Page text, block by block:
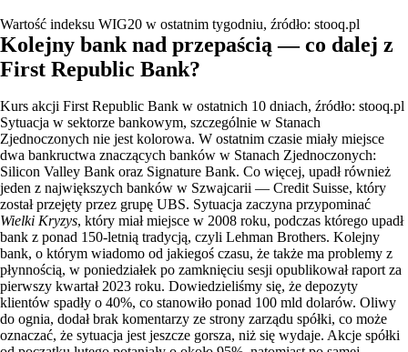
Wartość indeksu WIG20 w ostatnim tygodniu, źródło: stooq.pl
Kolejny bank nad przepaścią — co dalej z
First Republic Bank?
Kurs akcji First Republic Bank w ostatnich 10 dniach, źródło: stooq.pl
Sytuacja w sektorze bankowym, szczególnie w Stanach
Zjednoczonych nie jest kolorowa. W ostatnim czasie miały miejsce
dwa bankructwa znaczących banków w Stanach Zjednoczonych:
Silicon Valley Bank oraz Signature Bank. Co więcej, upadł również
jeden z największych banków w Szwajcarii — Credit Suisse, który
został przejęty przez grupę UBS. Sytuacja zaczyna przypominać
Wielki Kryzys, który miał miejsce w 2008 roku, podczas którego upadł
bank z ponad 150-letnią tradycją, czyli Lehman Brothers. Kolejny
bank, o którym wiadomo od jakiegoś czasu, że także ma problemy z
płynnością, w poniedziałek po zamknięciu sesji opublikował raport za
pierwszy kwartał 2023 roku. Dowiedzieliśmy się, że depozyty
klientów spadły o 40%, co stanowiło ponad 100 mld dolarów. Oliwy
do ognia, dodał brak komentarzy ze strony zarządu spółki, co może
oznaczać, że sytuacja jest jeszcze gorsza, niż się wydaje. Akcje spółki